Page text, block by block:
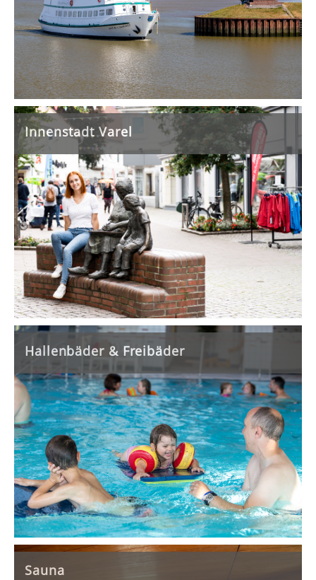
Innenstadt Varel
Hallenbäder & Freibäder
Sauna